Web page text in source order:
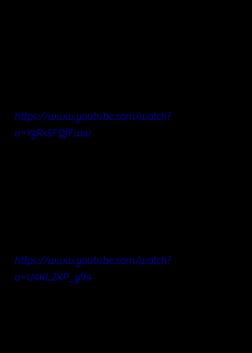
https://www.youtube.com/watch?
v=YzRx5FQfFww
https://www.youtube.com/watch?
v=U4KL2XP_y94